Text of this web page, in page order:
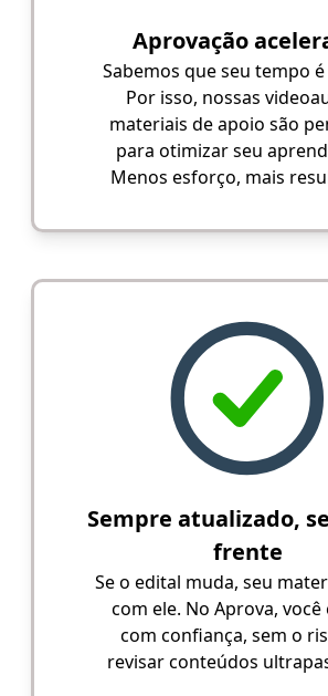
Aprovação
Sabemos que seu tempo
Por isso, nossas
materiais de apoio são
para otimizar seu
Menos esforço, mais
Sempre atualizado,
frente
Se o edital muda, seu
com ele. No Aprova, você
com confiança, sem o
revisar conteúdos